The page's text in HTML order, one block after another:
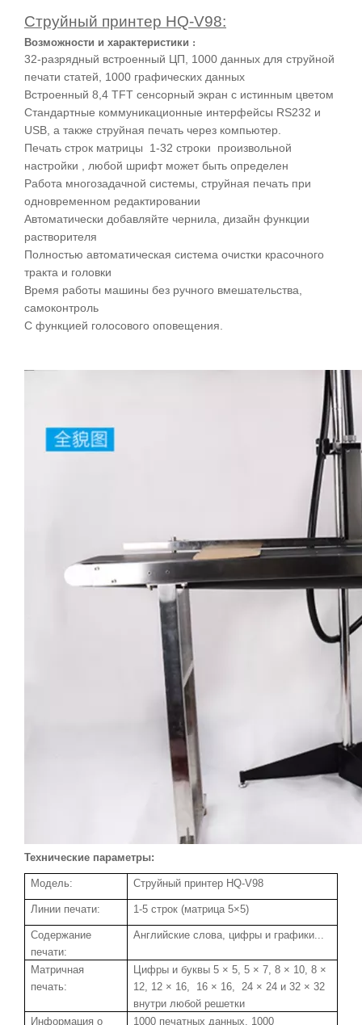
Струйный принтер HQ-V98:
Возможности и характеристики :
32-разрядный встроенный ЦП, 1000 данных для струйной
печати статей, 1000 графических данных
Встроенный 8,4 TFT сенсорный экран с истинным цветом
Стандартные коммуникационные интерфейсы RS232 и
USB, а также струйная печать через компьютер.
Печать строк матрицы 1-32 строки
произвольной
настройки
любой шрифт может быть определен
Работа многозадачной системы, струйная печать при
одновременном редактировании
Автоматически добавляйте чернила, дизайн функции
растворителя
Полностью автоматическая система очистки красочного
тракта и головки
Время работы машины без ручного вмешательства,
самоконтроль
С функцией голосового оповещения
Технические параметры:
Модель: Струйный принтер HQ-V98
Линии печати: 1-5 строк (матрица 5×5)
Содержание
печати:
Английские слова, цифры и графики...
Матричная
печать:
Цифры и буквы 5 × 5, 5 × 7, 8 × 10, 8 ×
12, 12 × 16, 16 × 16, 24 × 24 и 32 × 32
внутри любой решетки
Информация о
1000 печатных данных, 1000